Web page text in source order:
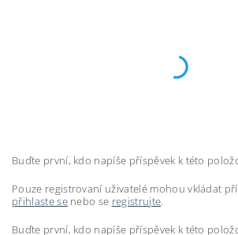
Buďte první, kdo napíše příspěvek k této
Pouze registrovaní uživatelé mohou vkládat
přihlaste senebo se registrujte.
Buďte první, kdo napíše příspěvek k této